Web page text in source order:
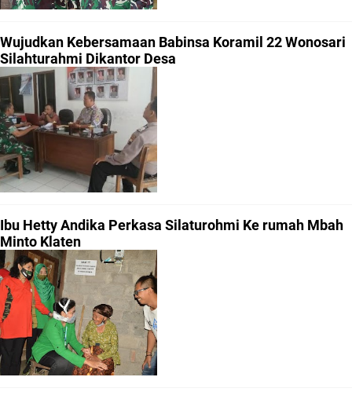
Wujudkan Kebersamaan Babinsa Koramil 22 Wonosari
Silahturahmi Dikantor Desa
Ibu Hetty Andika Perkasa Silaturohmi Ke rumah Mbah
Minto Klaten